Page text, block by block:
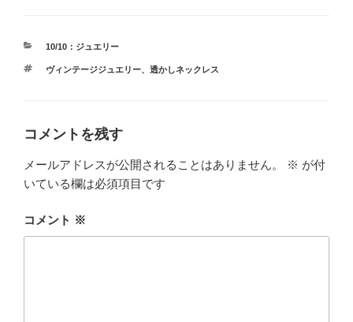
カ
ゴ
10/10：ジュエリー
タ
ヴィンテージジュエリー、 透かしネックレス
コメントを残す
メールアドレスが公開されることはありません。 ※ が付
いている欄は必須項目です
コメント ※